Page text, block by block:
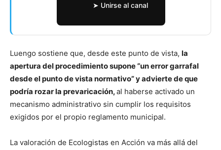
➤ Unirse al canal
Luengo sostiene que, desde este punto de vista, la
apertura del procedimiento supone “un error garrafal
desde el punto de vista normativo” y advierte de que
podría rozar la prevaricación,al haberse activado un
mecanismo administrativo sin cumplir los requisitos
exigidos por el propio reglamento municipal.
La valoración de Ecologistas en Acción va más allá del